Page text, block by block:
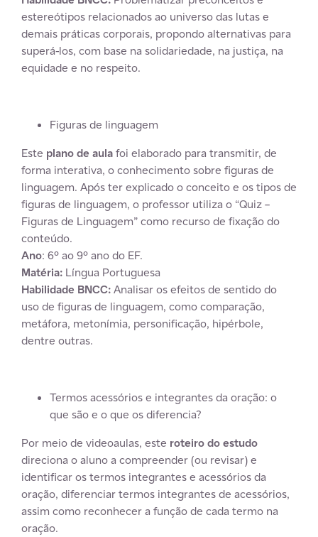
estereótipos relacionados ao universo das lutas e
demais práticas corporais, propondo alternativas para
superá-los, com base na solidariedade, na justiça, na
equidade e no respeito.
Figuras de linguagem
Este plano de aulafoi elaborado para transmitir, de
forma interativa, o conhecimento sobre figuras de
linguagem. Após ter explicado o conceito e os tipos de
figuras de linguagem, o professor utiliza o “Quiz –
Figuras de Linguagem” como recurso de fixação do
conteúdo.
Ano: 6º ao 9º ano do EF.
Matéria: Língua Portuguesa
Habilidade BNCC:Analisar os efeitos de sentido do
uso de figuras de linguagem, como comparação,
metáfora, metonímia, personificação, hipérbole,
dentre outras.
Termos acessórios e integrantes da oração: o
que são e o que os diferencia?
Por meio de videoaulas, este roteiro do estudo
direciona o aluno a compreender (ou revisar) e
identificar os termos integrantes e acessórios da
oração, diferenciar termos integrantes de acessórios,
assim como reconhecer a função de cada termo na
oração.